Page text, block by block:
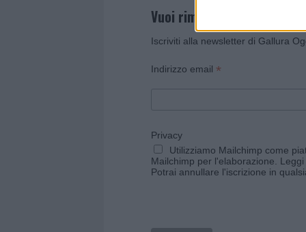
Vuoi rimanere sempre
Iscriviti alla newsletter di Gallura
Indirizzo email *
Privacy
Utilizziamo Mailchimp come
Mailchimp per l'elaborazione.
Potrai annullare l'iscrizione in